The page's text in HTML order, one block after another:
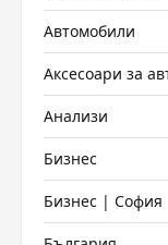
Автомобили
Аксесоари за
Анализи
Бизнес
Бизнес | София